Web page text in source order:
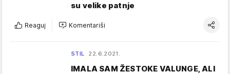
su velike patnje
Reaguj Komentariši
STIL 22.6.2021.
IMALA SAM ŽESTOKE VALUNGE, ALI